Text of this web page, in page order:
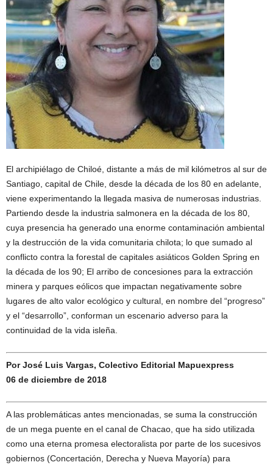
El archipiélago de Chiloé, distante a más de mil kilómetros al sur de
Santiago, capital de Chile, desde la década de los 80 en adelante,
viene experimentando la llegada masiva de numerosas industrias.
Partiendo desde la industria salmonera en la década de los 80,
cuya presencia ha generado una enorme contaminación ambiental
y la destrucción de la vida comunitaria chilota; lo que sumado al
conflicto contra la forestal de capitales asiáticos Golden Spring en
la década de los 90; El arribo de concesiones para la extracción
minera y parques eólicos que impactan negativamente sobre
lugares de alto valor ecológico y cultural, en nombre del “progreso”
y el “desarrollo”, conforman un escenario adverso para la
continuidad de la vida isleña.
Por José Luis Vargas, Colectivo Editorial Mapuexpress
06 de diciembre de 2018
A las problemáticas antes mencionadas, se suma la construcción
de un mega puente en el canal de Chacao, que ha sido utilizada
como una eterna promesa electoralista por parte de los sucesivos
gobiernos (Concertación, Derecha y Nueva Mayoría) para